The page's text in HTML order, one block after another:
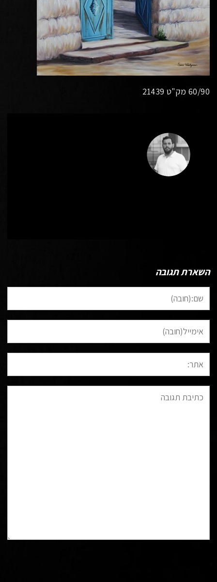
60/90 מק"ט 21439
השארת תגובה